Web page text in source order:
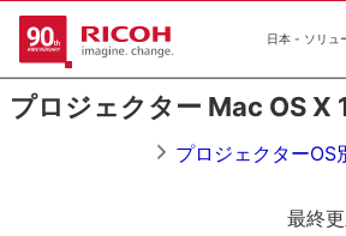
日本 - ソリュ
プロジェクター Mac OS X
プロジェクターOS
最終